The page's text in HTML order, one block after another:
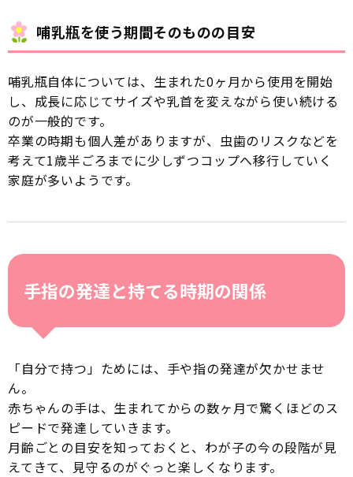
哺乳瓶を使う期間そのものの目安
哺乳瓶自体については、生まれた0ヶ月から使用を開始
し、成長に応じてサイズや乳首を変えながら使い続ける
のが一般的です。
卒業の時期も個人差がありますが、虫歯のリスクなどを
考えて1歳半ごろまでに少しずつコップへ移行していく
家庭が多いようです。
手指の発達と持てる時期の関係
「自分で持つ」ためには、手や指の発達が欠かせませ
ん。
赤ちゃんの手は、生まれてからの数ヶ月で驚くほどのス
ピードで発達していきます。
月齢ごとの目安を知っておくと、わが子の今の段階が見
えてきて、見守るのがぐっと楽しくなります。